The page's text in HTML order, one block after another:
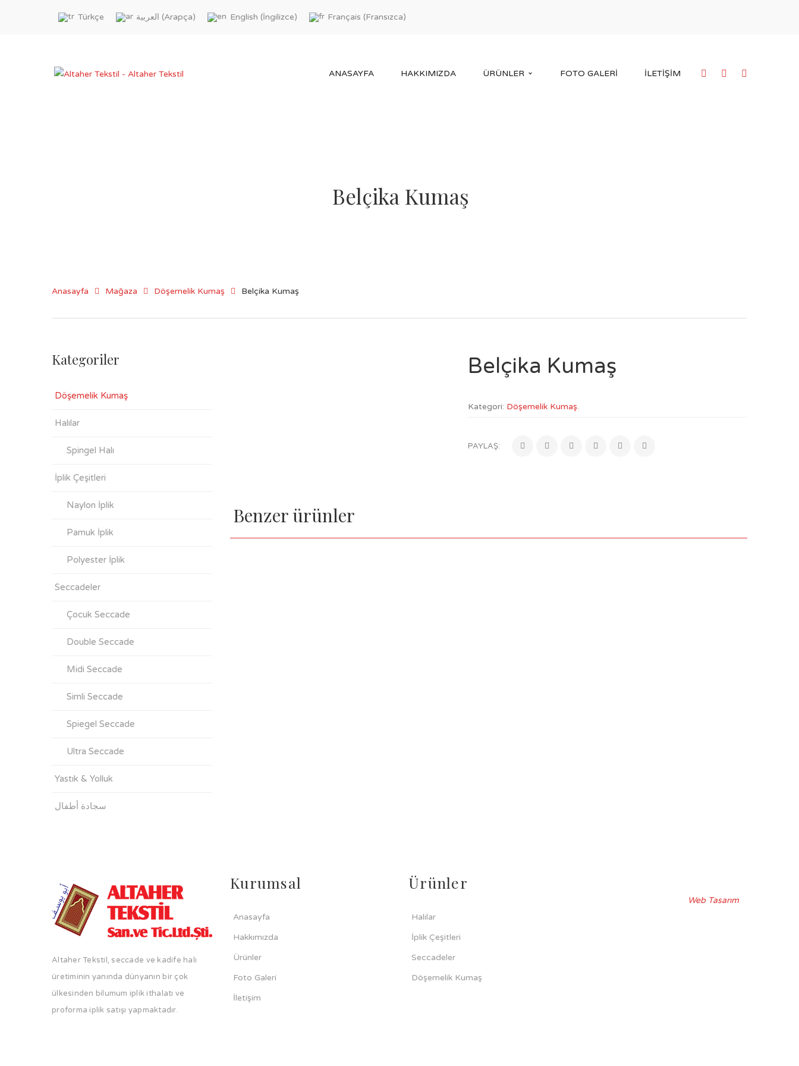
Türkçe العربية (Arapça) English (İngilizce) Français (Fransızca)
ANASAYFA HAKKIMIZDA ÜRÜNLER FOTO GALERI İLETIŞIM
Belçika Kumaş
Anasayfa Mağaza Döşemelik Kumaş Belçika Kumaş
Kategoriler
Döşemelik Kumaş
Halılar
Spingel Halı
İplik Çeşitleri
Naylon İplik
Pamuk İplik
Polyester İplik
Seccadeler
Çocuk Seccade
Double Seccade
Midi Seccade
Simli Seccade
Spiegel Seccade
Ultra Seccade
Yastık & Yolluk
سجادة أطفال
Belçika Kumaş
Kategori: Döşemelik Kumaş.
PAYLAŞ:
Benzer ürünler
Altaher Tekstil, seccade ve kadife halı
üretiminin yanında dünyanın bir çok
ülkesinden bilumum iplik ithalatı ve
proforma iplik satışı yapmaktadır.
Kurumsal
Anasayfa
Hakkımızda
Ürünler
Foto Galeri
İletişim
Ürünler
Halılar
İplik Çeşitleri
Seccadeler
Döşemelik Kumaş
Web Tasarım